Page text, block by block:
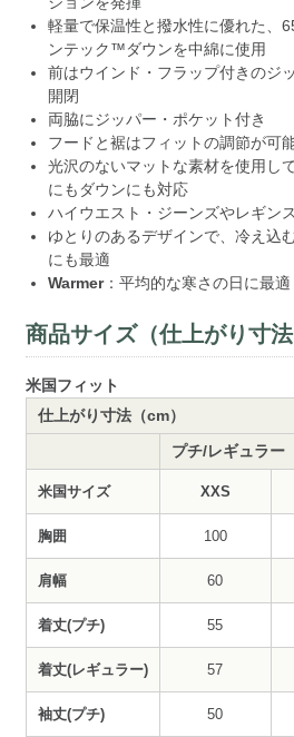
軽量で保温性と撥水性に優れた、
ンテック™ダウンを中綿に使用
前はウインド・フラップ付きのジ
開閉
両脇にジッパー・ポケット付き
フードと裾はフィットの調節が可
光沢のないマットな素材を使用し
にもダウンにも対応
ハイウエスト・ジーンズやレギン
ゆとりのあるデザインで、冷え込
にも最適
Warmer：平均的な寒さの日に最適
商品サイズ（仕上がり寸法
米国フィット
仕上がり寸法（cm）
プチ/レギュラー
米国サイズ XXS
胸囲 100
肩幅 60
着丈(プチ) 55
着丈(レギュラー) 57
袖丈(プチ) 50